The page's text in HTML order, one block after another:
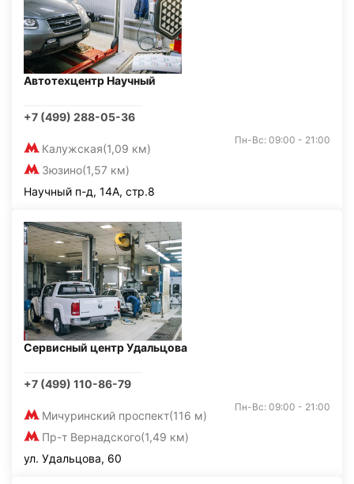
Автотехцентр Научный
+7 (499) 288-05-36
Калужская(1,09 км)
Зюзино(1,57 км)
Пн-Вс: 09:00 - 21:00
Научный п-д, 14А, стр.8
Сервисный центр Удальцова
+7 (499) 110-86-79
Мичуринский проспект(116 м)
Пр-т Вернадского(1,49 км)
Пн-Вс: 09:00 - 21:00
ул. Удальцова, 60